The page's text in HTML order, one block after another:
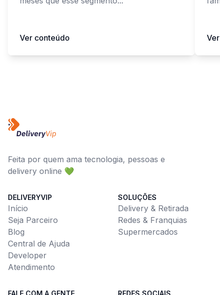
Ver conteúdo
Feita por quem ama tecnologia, pessoas e
delivery online 💚
DELIVERYVIP
Início
Seja Parceiro
Blog
Central de Ajuda
Developer
Atendimento
SOLUÇÕES
Delivery & Retirada
Redes & Franquias
Supermercados
FALE COM A GENTE REDES SOCIAIS